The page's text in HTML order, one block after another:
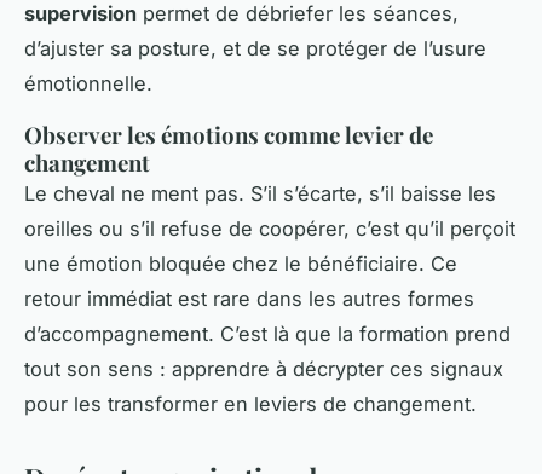
supervision permet de débriefer les séances,
d’ajuster sa posture, et de se protéger de l’usure
émotionnelle.
Observer les émotions comme levier de
changement
Le cheval ne ment pas. S’il s’écarte, s’il baisse les
oreilles ou s’il refuse de coopérer, c’est qu’il perçoit
une émotion bloquée chez le bénéficiaire. Ce
retour immédiat est rare dans les autres formes
d’accompagnement. C’est là que la formation prend
tout son sens : apprendre à décrypter ces signaux
pour les transformer en leviers de changement.